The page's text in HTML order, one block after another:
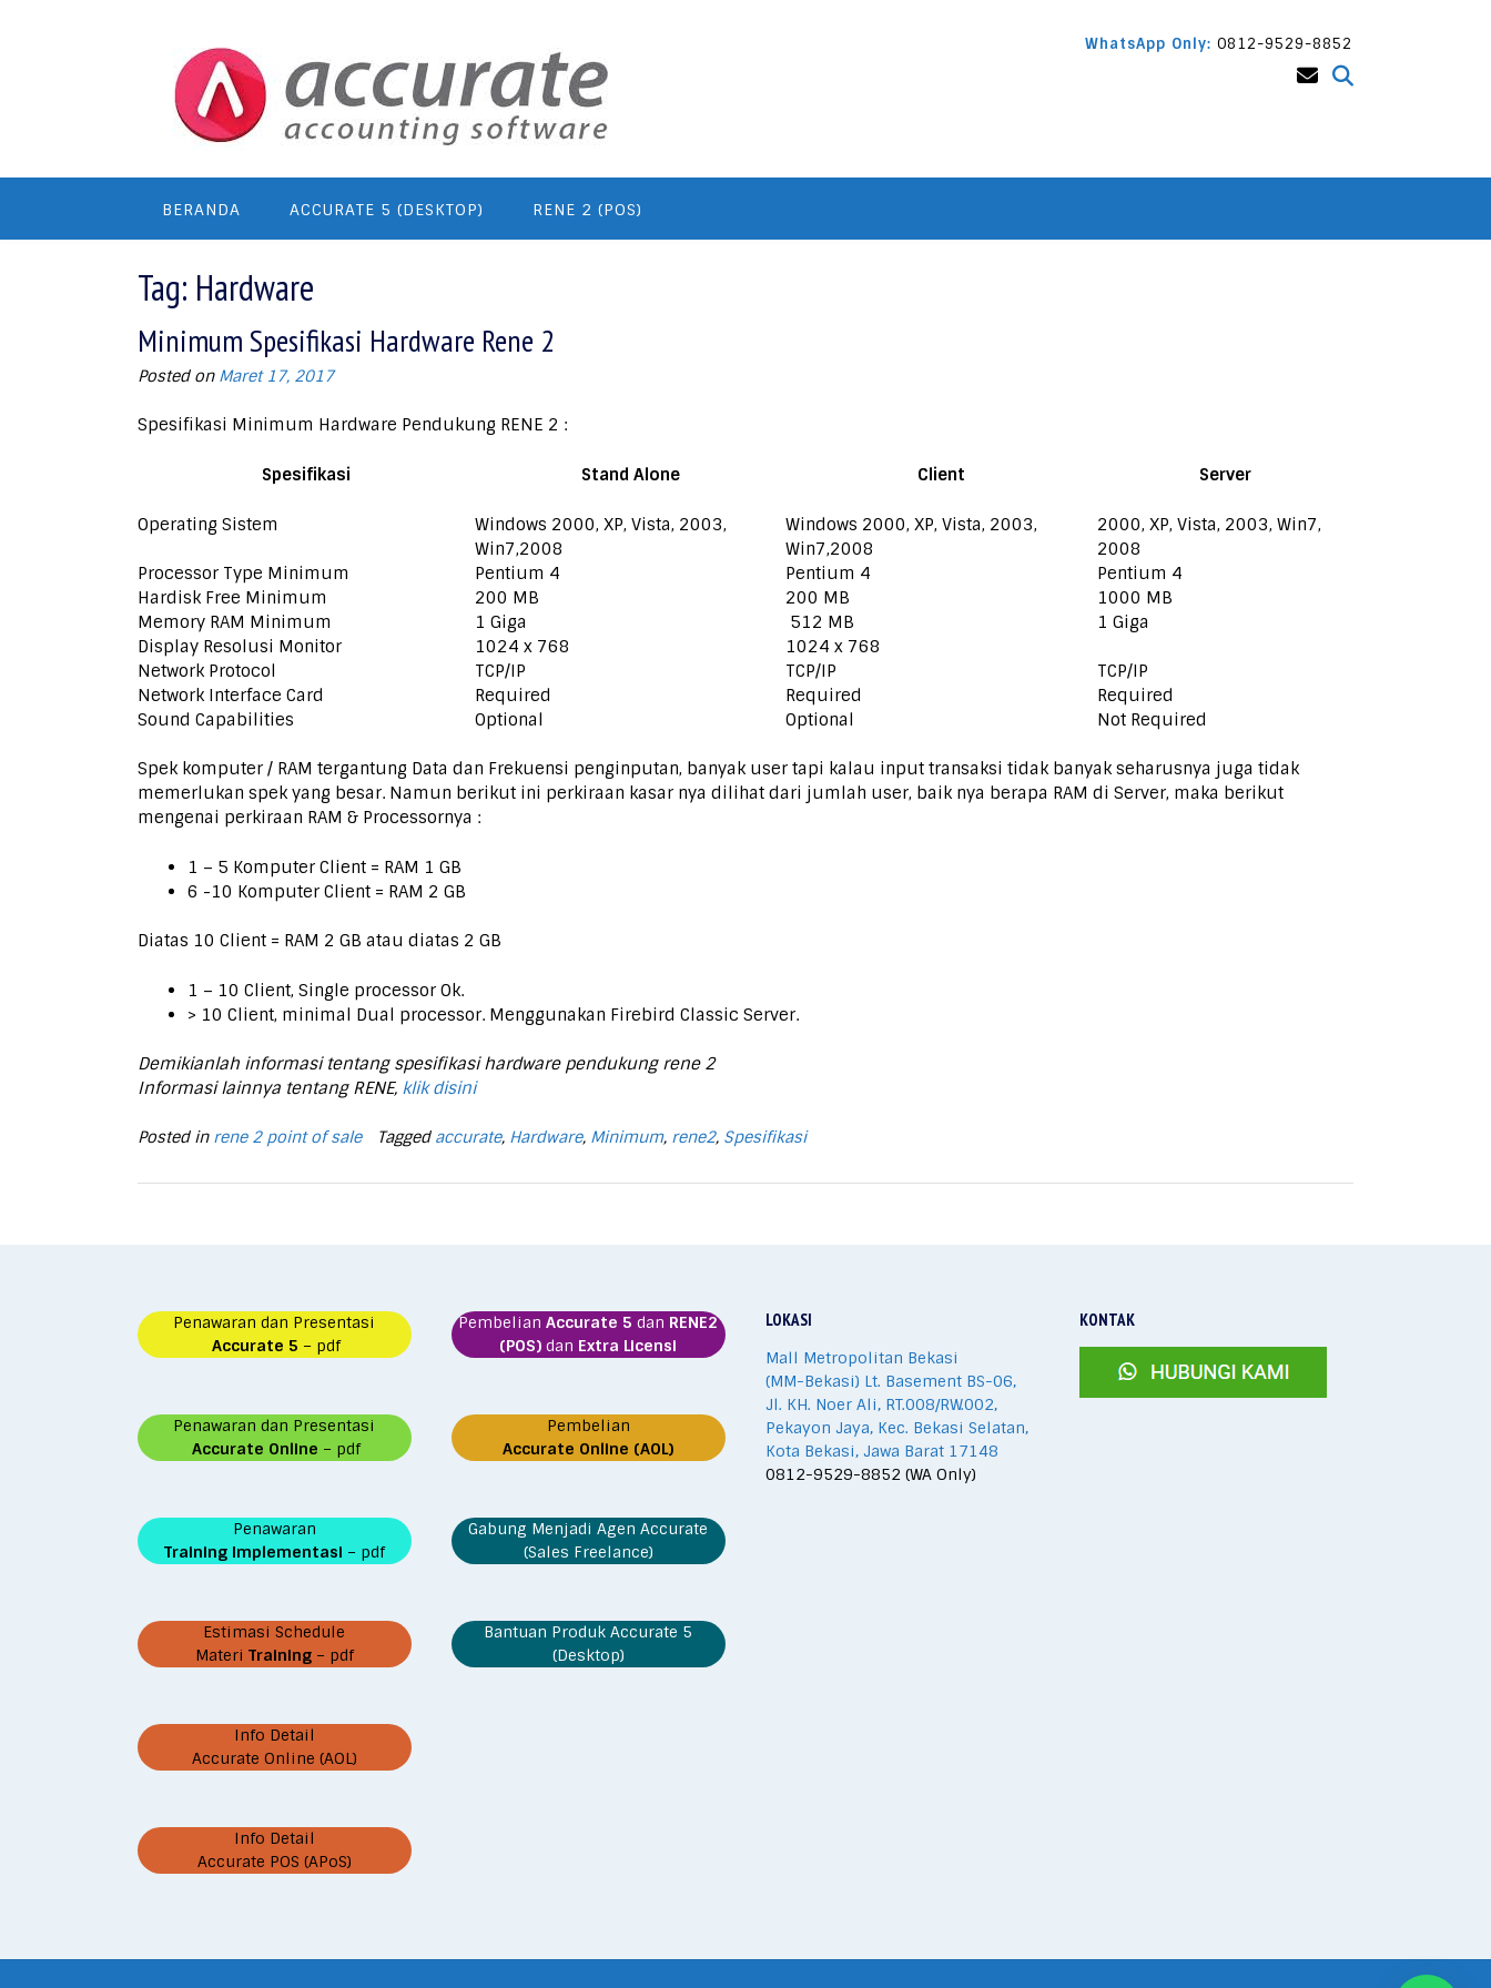
WhatsApp Only: 0812-9529-8852
BERANDA ACCURATE 5 (DESKTOP) RENE 2 (POS)
Tag: Hardware
Minimum Spesifikasi Hardware Rene 2
Posted on Maret 17, 2017
Spesifikasi Minimum Hardware Pendukung RENE 2 :
Spesifikasi Stand Alone Client Server
Operating Sistem
Windows 2000, XP, Vista, 2003,
Win7,2008
Windows 2000, XP, Vista, 2003,
Win7,2008
2000, XP, Vista, 2003, Win7,
2008
Processor Type Minimum
Pentium 4 Pentium 4
Pentium 4
Hardisk Free Minimum
200 MB 200 MB
1000 MB
Memory RAM Minimum
1 Giga 512 MB
1 Giga
Display Resolusi Monitor
1024 x 768
1024 x 768
Network Protocol
TCP/IP TCP/IP
TCP/IP
Network Interface Card
Required Required
Required
Sound Capabilities
Optional Optional Not Required
Spek komputer / RAM tergantung Data dan Frekuensi penginputan, banyak user tapi kalau input transaksi tidak banyak seharusnya juga tidak
memerlukan spek yang besar. Namun berikut ini perkiraan kasar nya dilihat dari jumlah user, baik nya berapa RAM di Server, maka berikut
mengenai perkiraan RAM & Processornya :
1 – 5 Komputer Client = RAM 1 GB
6 -10 Komputer Client = RAM 2 GB
Diatas 10 Client = RAM 2 GB atau diatas 2 GB
1 – 10 Client, Single processor Ok.
> 10 Client, minimal Dual processor. Menggunakan Firebird Classic Server.
Demikianlah informasi tentang spesifikasi hardware pendukung rene 2
Informasi lainnya tentang RENE, klik disini
Posted in rene 2 point of sale Tagged accurate, Hardware, Minimum, rene2, Spesifikasi
Penawaran dan Presentasi
Accurate 5 – pdf
Penawaran dan Presentasi
Accurate Online – pdf
Penawaran
Training Implementasi – pdf
Estimasi Schedule
Materi Training – pdf
Info Detail
Accurate Online (AOL)
Info Detail
Accurate POS (APoS)
PembelianAccurate 5 dan RENE2
(POS) dan Extra Licensi
Pembelian
Accurate Online (AOL)
Gabung Menjadi Agen Accurate
(Sales Freelance)
Bantuan Produk Accurate 5
(Desktop)
LOKASI
Mall Metropolitan Bekasi
(MM-Bekasi) Lt. Basement BS-06,
Jl. KH. Noer Ali, RT.008/RW.002,
Pekayon Jaya, Kec. Bekasi Selatan,
Kota Bekasi, Jawa Barat 17148
0812-9529-8852 (WA Only)
KONTAK